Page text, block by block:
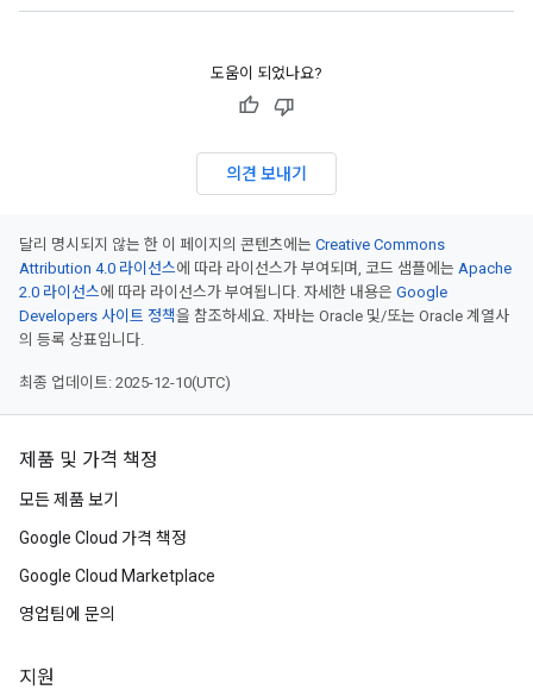
도움이 되었나요?
의견 보내기
달리 명시되지 않는 한 이 페이지의 콘텐츠에는 Creative Commons
Attribution 4.0 라이선스에 따라 라이선스가 부여되며, 코드 샘플에는 Apache
2.0 라이선스에 따라 라이선스가 부여됩니다. 자세한 내용은 Google
Developers 사이트 정책을 참조하세요. 자바는 Oracle 및/또는 Oracle 계열사
의 등록 상표입니다.
최종 업데이트: 2025-12-10(UTC)
제품 및 가격 책정
모든 제품 보기
Google Cloud 가격 책정
Google Cloud Marketplace
영업팀에 문의
지원